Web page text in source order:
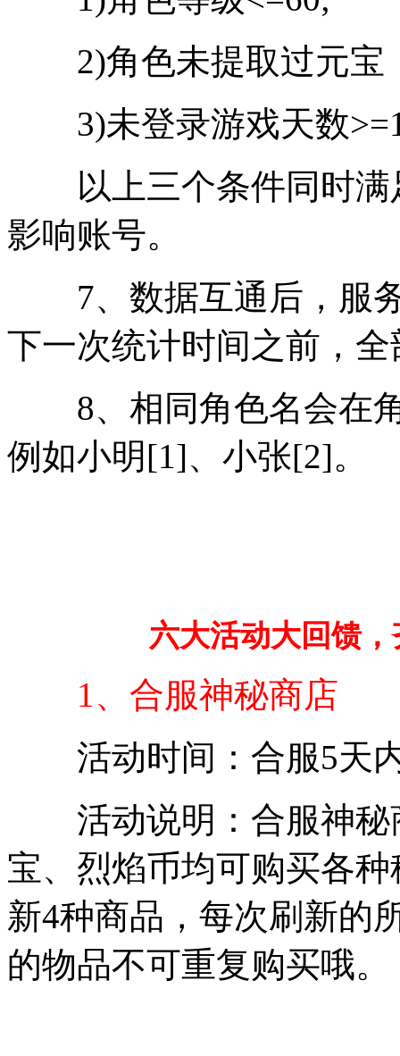
2)角色未提取过元宝
3)未登录游戏天数
以上三个条件同时满
影响账号。
7、数据互通后，服务
下一次统计时间之前，
8、相同角色名会在角
例如小明[1]、小张[2]。
六大活动大回馈，
1、合服神秘商店
活动时间：合服5天
活动说明：合服神秘
宝、烈焰币均可购买各
新4种商品，每次刷新的
的物品不可重复购买哦。